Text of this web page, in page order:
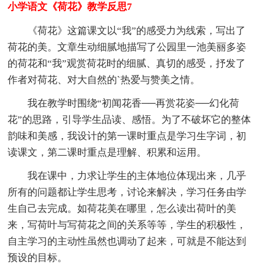
小学语文《荷花》教学反思7
《荷花》这篇课文以“我”的感受力为线索，写出了
荷花的美。文章生动细腻地描写了公园里一池美丽多姿
的荷花和“我”观赏荷花时的细腻、真切的感受，抒发了
作者对荷花、对大自然的`热爱与赞美之情。
我在教学时围绕“初闻花香──再赏花姿──幻化荷
花”的思路，引导学生品读、感悟。为了不破坏它的整体
韵味和美感，我设计的第一课时重点是学习生字词，初
读课文，第二课时重点是理解、积累和运用。
我在课中，力求让学生的主体地位体现出来，几乎
所有的问题都让学生思考，讨论来解决，学习任务由学
生自己去完成。如荷花美在哪里，怎么读出荷叶的美
来，写荷叶与写荷花之间的关系等等，学生的积极性，
自主学习的主动性虽然也调动了起来，可就是不能达到
预设的目标。